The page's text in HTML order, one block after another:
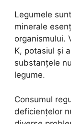
Legumele
minerale
organismului.
K, potasiul și
substanțele
legume.
Consumul
deficiențelor